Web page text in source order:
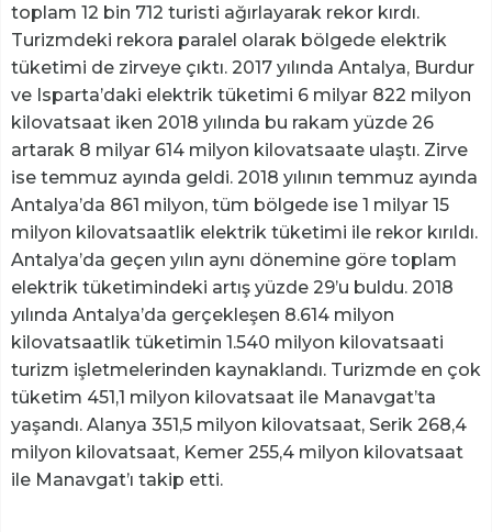
toplam 12 bin 712 turisti ağırlayarak rekor kırdı.
Turizmdeki rekora paralel olarak bölgede elektrik
tüketimi de zirveye çıktı. 2017 yılında Antalya, Burdur
ve Isparta’daki elektrik tüketimi 6 milyar 822 milyon
kilovatsaat iken 2018 yılında bu rakam yüzde 26
artarak 8 milyar 614 milyon kilovatsaate ulaştı. Zirve
ise temmuz ayında geldi. 2018 yılının temmuz ayında
Antalya’da 861 milyon, tüm bölgede ise 1 milyar 15
milyon kilovatsaatlik elektrik tüketimi ile rekor kırıldı.
Antalya’da geçen yılın aynı dönemine göre toplam
elektrik tüketimindeki artış yüzde 29’u buldu. 2018
yılında Antalya’da gerçekleşen 8.614 milyon
kilovatsaatlik tüketimin 1.540 milyon kilovatsaati
turizm işletmelerinden kaynaklandı. Turizmde en çok
tüketim 451,1 milyon kilovatsaat ile Manavgat’ta
yaşandı. Alanya 351,5 milyon kilovatsaat, Serik 268,4
milyon kilovatsaat, Kemer 255,4 milyon kilovatsaat
ile Manavgat’ı takip etti.